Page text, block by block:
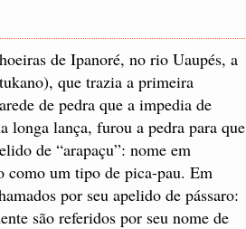
de Ipanoré, no rio Uaupés, a
que trazia a primeira
de pedra que a impedia de
longa lança, furou a pedra para que
de “arapaçu”: nome em
como um tipo de pica-pau. Em
por seu apelido de pássaro:
são referidos por seu nome de